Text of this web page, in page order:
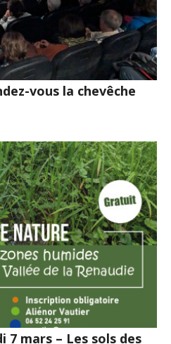
vous la chevêche
7 mars – Les sols des